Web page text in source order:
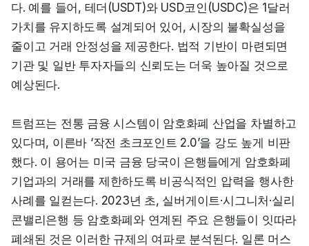
다. 예를 들어, 테더(USDT)와 USD코인(USDC)은 1달러
가치를 유지하도록 설계되어 있어, 시장의 불확실성을
줄이고 거래 안정성을 제공한다. 법적 기반이 마련되면
기관 및 일반 투자자들의 신뢰도는 더욱 높아질 것으로
예상된다.
트럼프는 전통 금융 시스템이 암호화폐 산업을 차별하고
있다며, 이른바 ‘작전 초크포인트 2.0’을 강도 높게 비판
했다. 이 용어는 미국 금융 당국이 은행들에게 암호화폐
기업과의 거래를 제한하도록 비공식적인 압력을 행사한
사례를 일컫는다. 2023년 초, 실버게이트·시그니처·실리
콘밸리은행 등 암호화폐와 연계된 주요 은행들이 잇따라
폐쇄된 것은 이러한 규제의 여파로 분석된다. 일론 머스